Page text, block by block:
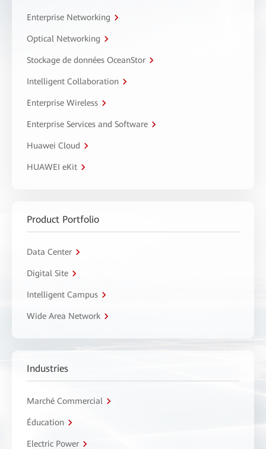
Enterprise Networking
Optical Networking
Stockage de données OceanStor
Intelligent Collaboration
Enterprise Wireless
Enterprise Services and Software
Huawei Cloud
HUAWEI eKit
Product Portfolio
Data Center
Digital Site
Intelligent Campus
Wide Area Network
Industries
Marché Commercial
Éducation
Electric Power